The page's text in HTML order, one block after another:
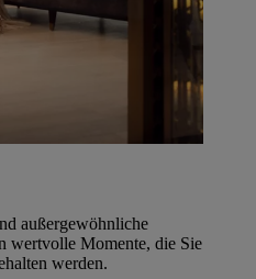
außergewöhnliche
wertvolle Momente, die Sie
werden.